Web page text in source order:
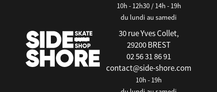
10h - 12h30 / 14h - 19h
du lundi au samedi
30 rue Yves Collet,
29200 BREST
02 56 31 86 91
contact@side-shore.com
10h - 19h